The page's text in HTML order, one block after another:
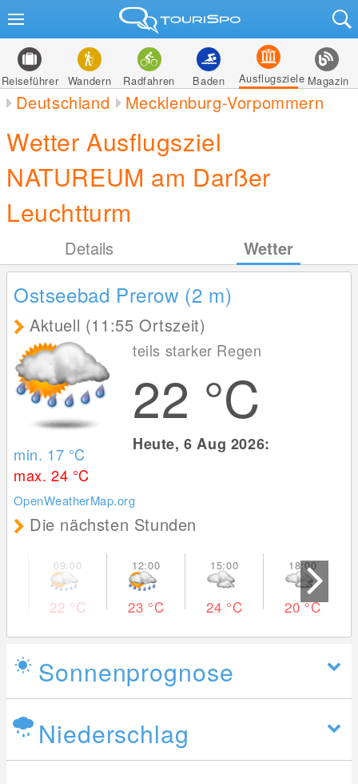
Reiseführer Wandern Radfahren Baden Ausflugsziele Magazin
Deutschland Mecklenburg-Vorpommern
Wetter Ausflugsziel
NATUREUM am Darßer
Leuchtturm
Details Wetter
Ostseebad Prerow (2 m)
Aktuell (11:55 Ortszeit)
min. 17 °C
max. 24 °C
OpenWeatherMap.org
teils starker Regen
22 °C
Heute, 6 Aug 2026:
Die nächsten Stunden
22 °C 23 °C 24 °C 20°C
Sonnenprognose
Niederschlag